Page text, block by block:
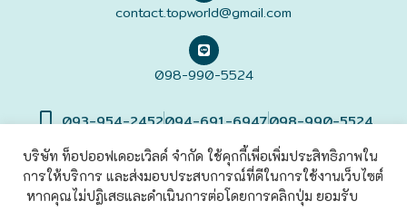
contact.topworld@gmail.com
098-990-5524
093-954-2452094-691-6947098-990-5524
©2022 Top of The World Co., Ltd. All rights Reserved. | เข้าสู่
บริษัท ท็อปออฟเดอะเวิลด์ จำกัด ใช้คุกกี้เพื่อเพิ่มประสิทธิภาพใน
การให้บริการ และส่งมอบประสบการณ์ที่ดีในการใช้งานเว็บไซต์
หากคุณไม่ปฏิเสธและดำเนินการต่อโดยการคลิกปุ่ม ยอมรับ